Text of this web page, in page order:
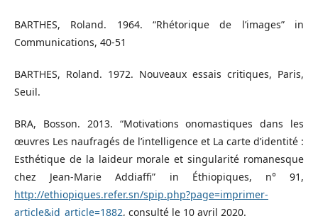
BARTHES, Roland. 1964. “Rhétorique de l’imagesˮ in
Communications, 40-51
BARTHES, Roland. 1972. Nouveaux essais critiques, Paris,
Seuil.
BRA, Bosson. 2013. “Motivations onomastiques dans les
œuvres Les naufragés de l’intelligence et La carte d’identité :
Esthétique de la laideur morale et singularité romanesque
chez Jean-Marie Addiaffi” in Éthiopiques, n° 91,
http://ethiopiques.refer.sn/spip.php?page=imprimer-
article&id_article=1882, consulté le 10 avril 2020.